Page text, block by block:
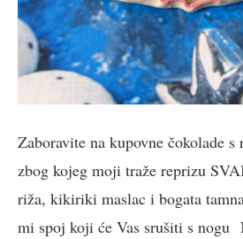
Zaboravite na kupovne čokolade
zbog kojeg moji traže reprizu
riža, kikiriki maslac i bogata
mi spoj koji će Vas srušiti s nogu